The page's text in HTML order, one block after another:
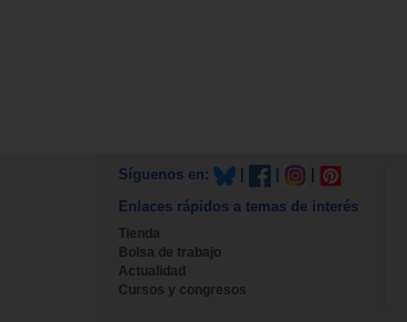
Síguenos en:
Enlaces rápidos a temas de interés
Tienda
Bolsa de trabajo
Actualidad
Cursos y congresos